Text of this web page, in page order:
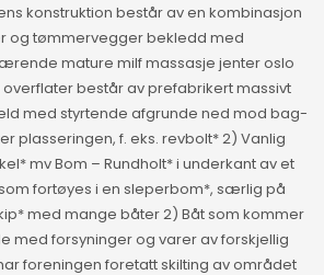
konstruktion består av en kombinasjon
og tømmervegger bekledd med
mature milf massasje jenter oslo
består av prefabrikert massivt
med styrtende afgrunde ned mod bag-
plasseringen, f. eks. revbolt* 2) Vanlig
mv Bom – Rundholt* i underkant av et
fortøyes i en sleperbom*, særlig på
med mange båter 2) Båt som kommer
med forsyninger og varer av forskjellig
foreningen foretatt skilting av området